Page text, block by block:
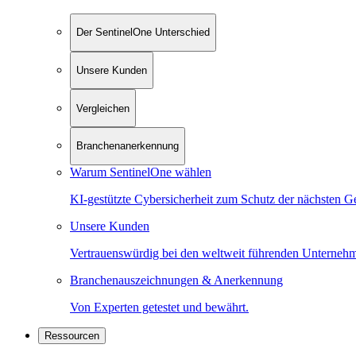
Der SentinelOne Unterschied
Unsere Kunden
Vergleichen
Branchenanerkennung
Warum SentinelOne wählen
KI-gestützte Cybersicherheit zum Schutz der nächsten
Unsere Kunden
Vertrauenswürdig bei den weltweit führenden
Branchenauszeichnungen & Anerkennung
Von Experten getestet und bewährt.
Ressourcen